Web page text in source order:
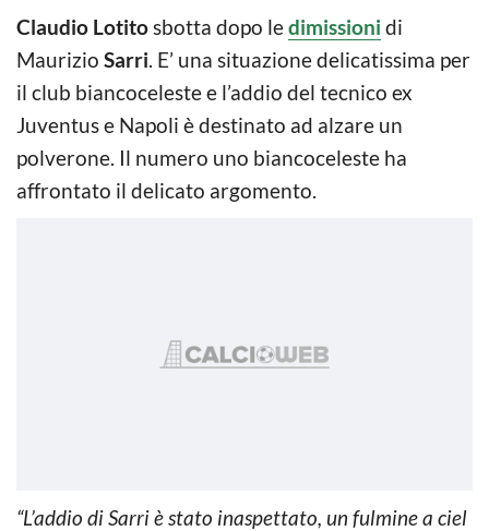
Claudio Lotitosbotta dopo ledimissioni di
Maurizio Sarri. E’ una situazione delicatissima per
il club biancoceleste e l’addio del tecnico ex
Juventus e Napoli è destinato ad alzare un
polverone. Il numero uno biancoceleste ha
affrontato il delicato argomento.
“L’addio di Sarri è stato inaspettato, un fulmine a ciel